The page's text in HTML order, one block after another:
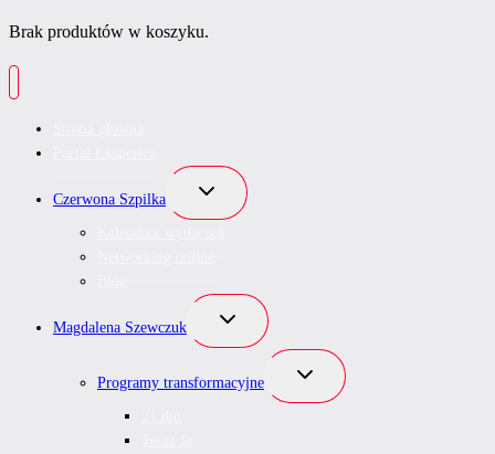
Brak produktów w koszyku.
Czerwona Szpilka
Przełącz
podrzędne
Magdalena Szewczuk
Przełącz
podrzędne
Programy transformacyjne
Przełącz
podrzędne